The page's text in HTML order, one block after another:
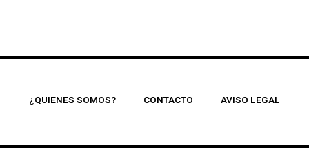
¿QUIENES SOMOS? CONTACTO AVISO LEGAL